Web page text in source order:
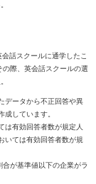
話スクールに通学したこ
際、英会話スクールの選
データから不正回答や異
しています。
は有効回答者数が規定人
いては有効回答者数が規
が基準値以下の企業がラ